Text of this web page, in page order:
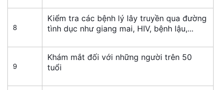
8
Kiểm tra các bệnh lý lây truyền qua đường
tình dục như giang mai, HIV, bệnh lậu,...
9
Khám mắt đối với những người trên 50
tuổi